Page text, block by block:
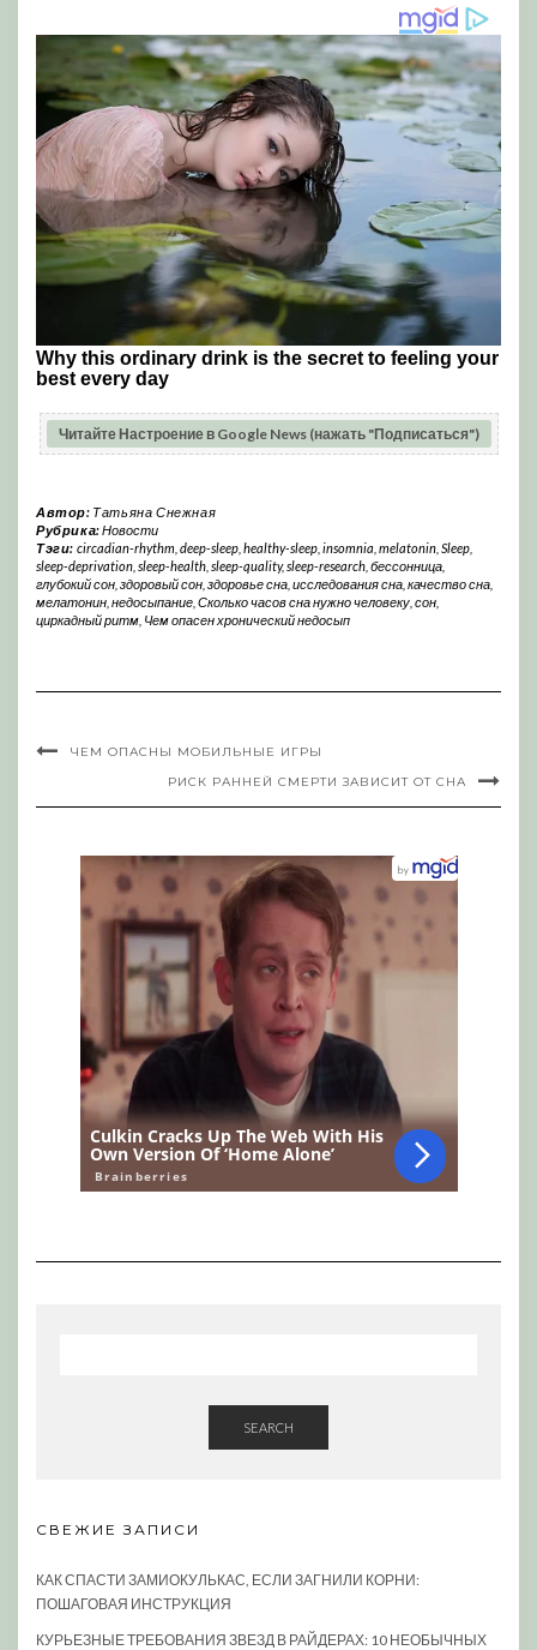
Читайте Настроение в Google News (нажать "Подписаться")
Автор: Татьяна Снежная
Рубрика:Новости
Тэги: circadian-rhythm deep-sleep, healthy-sleep, insomnia melatonin, Sleep,
sleep-deprivation sleep-health sleep-quality,sleep-research бессонница
глубокий сон здоровый сон здоровье сна исследования сна качество сна
мелатонин недосыпание Сколько часов сна нужно человеку сон
циркадный ритм Чем опасен хронический недосып
ЧЕМ ОПАСНЫ МОБИЛЬНЫЕ ИГРЫ
РИСК РАННЕЙ СМЕРТИ ЗАВИСИТ ОТ СНА
SEARCH
СВЕЖИЕ ЗАПИСИ
КАК СПАСТИ ЗАМИОКУЛЬКАС, ЕСЛИ ЗАГНИЛИ КОРНИ:
ПОШАГОВАЯ ИНСТРУКЦИЯ
КУРЬЕЗНЫЕ ТРЕБОВАНИЯ ЗВЕЗД В РАЙДЕРАХ: 10 НЕОБЫЧНЫХ